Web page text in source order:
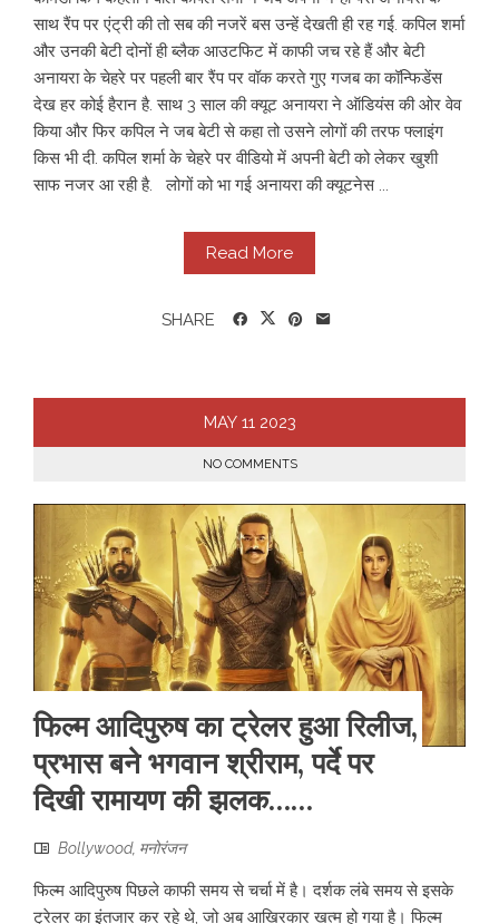
साथ रैंप पर एंट्री की तो सब की नजरें बस उन्हें देखती ही रह गई. कपिल शर्मा
और उनकी बेटी दोनों ही ब्लैक आउटफिट में काफी जच रहे हैं और बेटी
अनायरा के चेहरे पर पहली बार रैंप पर वॉक करते गुए गजब का कॉन्फिडेंस
देख हर कोई हैरान है. साथ 3 साल की क्यूट अनायरा ने ऑडियंस की ओर वेव
किया और फिर कपिल ने जब बेटी से कहा तो उसने लोगों की तरफ फ्लाइंग
किस भी दी. कपिल शर्मा के चेहरे पर वीडियो में अपनी बेटी को लेकर खुशी
साफ नजर आ रही है. लोगों को भा गई अनायरा की क्यूटनेस ...
Read More
SHARE
MAY 11 2023
NO COMMENTS
फिल्म आदिपुरुष का ट्रेलर हुआ रिलीज,
प्रभास बने भगवान श्रीराम, पर्दे पर
दिखी रामायण की झलक……
Bollywood, मनोरंजन
फिल्म आदिपुरुष पिछले काफी समय से चर्चा में है। दर्शक लंबे समय से इसके
ट्रेलर का इंतजार कर रहे थे, जो अब आखिरकार खत्म हो गया है। फिल्म